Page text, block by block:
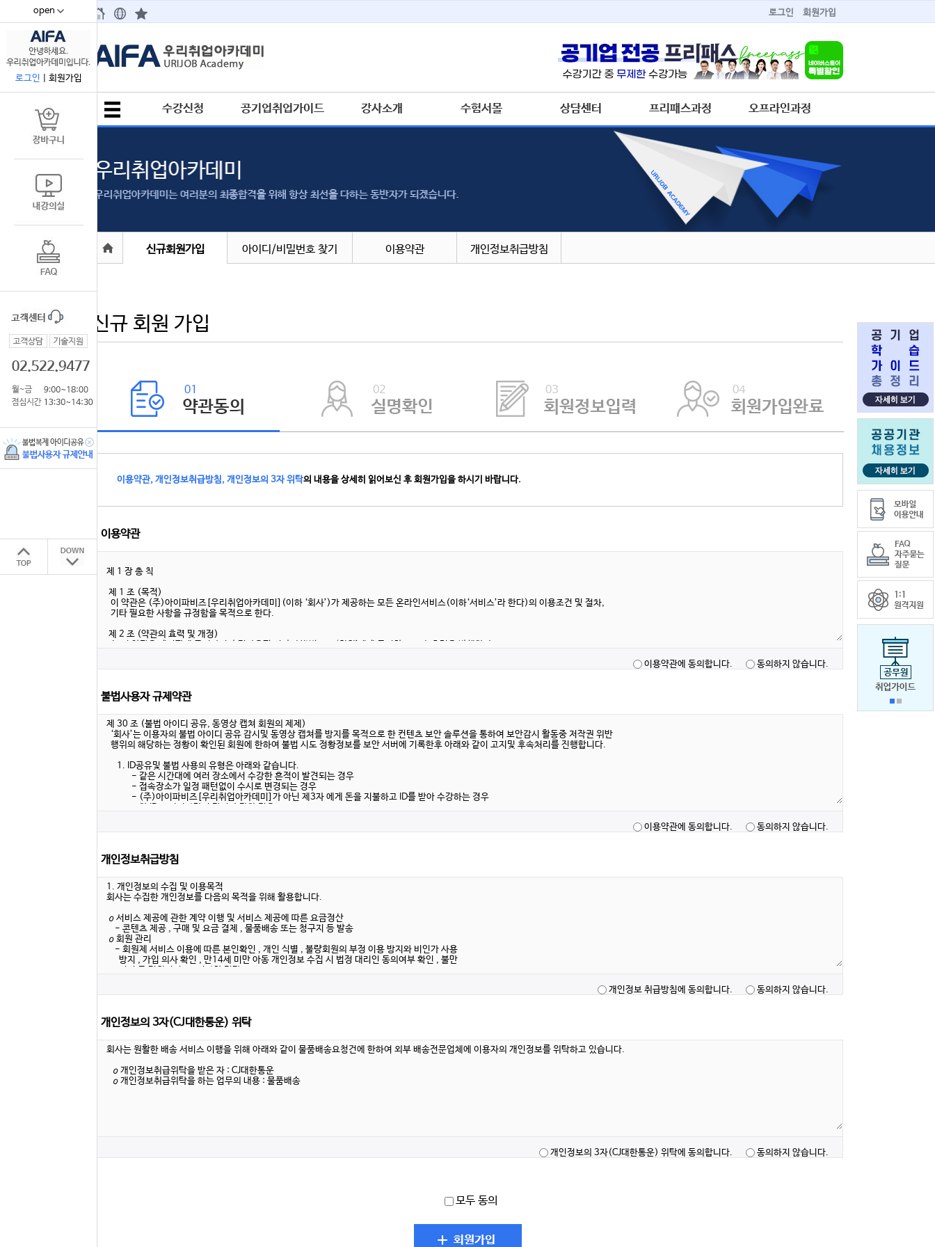
로그인 회원가입
open
로그인 회원가입
수강신청 공기업취업가이드 강사소개 수험서몰 상담센터 프리패스과정 오프라인과정
신규회원가입 아이디/비밀번호 찾기 이용약관 개인정보취급방침
신규 회원 가입
이용약관, 개인정보취급방침, 개인정보의 3자 위탁의 내용을 상세히 읽어보신 후 회원가입을 하시기 바랍니다.
이용약관
이용약관에 동의합니다. 동의하지 않습니다.
불법사용자 규제약관
이용약관에 동의합니다. 동의하지 않습니다.
개인정보취급방침
개인정보 취급방침에 동의합니다. 동의하지 않습니다.
개인정보의 3자(CJ대한통운) 위탁
개인정보의 3자(CJ대한통운) 위탁에 동의합니다. 동의하지 않습니다.
모두 동의